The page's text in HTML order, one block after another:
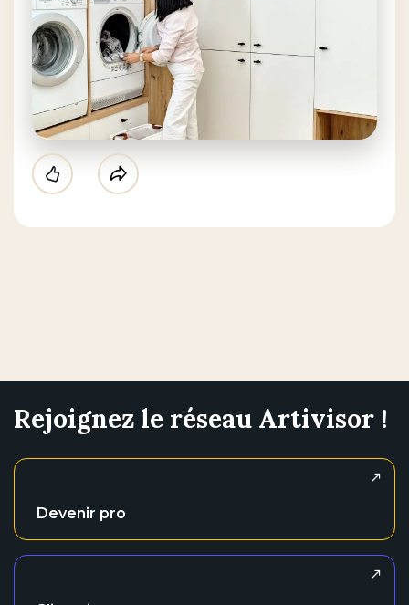
Like Partager
Rejoignez le réseau Artivisor !
Devenir pro